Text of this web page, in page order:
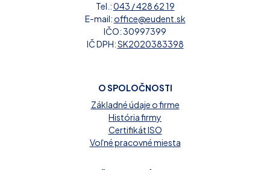
Tel.:043 / 428 62 19
E-mail:office@eudent.sk
IČO: 30997399
IČ DPH:SK2020383398
O SPOLOČNOSTI
Základné údaje o firme
História firmy
Certifikát ISO
Voľné pracovné miesta